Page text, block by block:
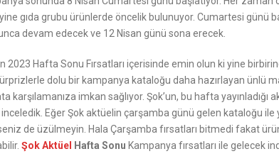
gıda grubu ürünlerde öncelik bulunuyor. Cumartesi günü
devam edecek ve 12 Nisan günü sona erecek.
2023 Hafta Sonu Fırsatları içerisinde emin olun ki yine
dolu bir kampanya kataloğu daha hazırlayan ünlü
karşılamanıza imkan sağlıyor. Şok’un, bu hafta
Eğer Şok aktüelin çarşamba günü gelen kataloğu ile
de üzülmeyin. Hala Çarşamba fırsatları bitmedi fakat
Şok Aktüel Hafta Sonu Kampanya fırsatları ile gelecek